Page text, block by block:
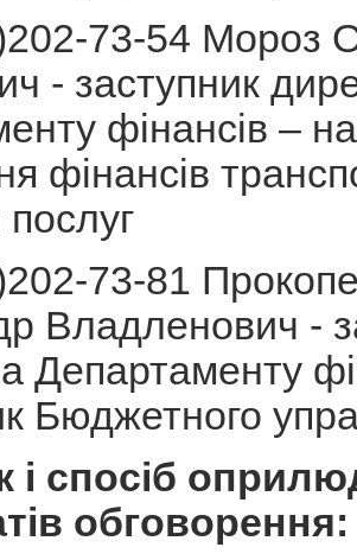
73-54 Мороз
- заступник
фінансів –
фінансів
73-81
Владленович -
Департаменту
Бюджетного
і спосіб
обговорення: